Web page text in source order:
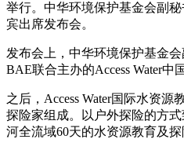
举行。中华环境保护基金会副
宾出席发布会。
发布会上，中华环境保护基金
BAE联合主办的Access Water
之后，Access Water国际水资
探险家组成。以户外探险的方
河全流域60天的水资源教育及